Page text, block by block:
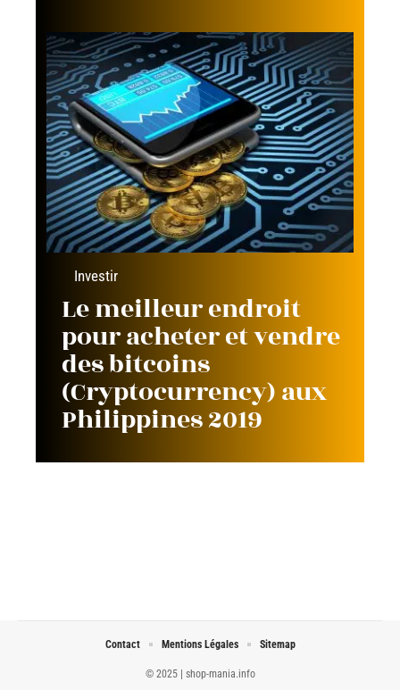
Investir
Le meilleur endroit
pour acheter et vendre
des bitcoins
(Cryptocurrency) aux
Philippines 2019
© 2025 | shop-mania.info
Contact Mentions Légales Sitemap